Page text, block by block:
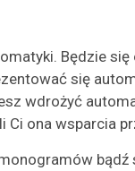
Będzie
się
wdrożyć
ona wsparcia
bądź